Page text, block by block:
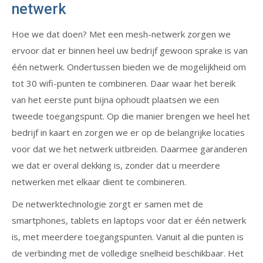
netwerk
Hoe we dat doen? Met een mesh-netwerk zorgen we
ervoor dat er binnen heel uw bedrijf gewoon sprake is van
één netwerk. Ondertussen bieden we de mogelijkheid om
tot 30 wifi-punten te combineren. Daar waar het bereik
van het eerste punt bijna ophoudt plaatsen we een
tweede toegangspunt. Op die manier brengen we heel het
bedrijf in kaart en zorgen we er op de belangrijke locaties
voor dat we het netwerk uitbreiden. Daarmee garanderen
we dat er overal dekking is, zonder dat u meerdere
netwerken met elkaar dient te combineren.
De netwerktechnologie zorgt er samen met de
smartphones, tablets en laptops voor dat er één netwerk
is, met meerdere toegangspunten. Vanuit al die punten is
de verbinding met de volledige snelheid beschikbaar. Het